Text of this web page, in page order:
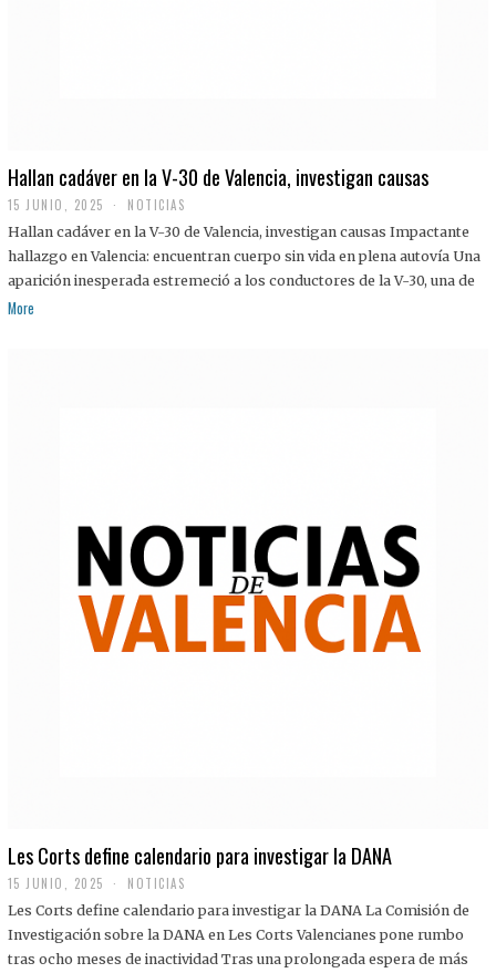
Hallan cadáver en la V-30 de Valencia, investigan causas
15 JUNIO, 2025 NOTICIAS
Hallan cadáver en la V-30 de Valencia, investigan causas Impactante
hallazgo en Valencia: encuentran cuerpo sin vida en plena autovía Una
aparición inesperada estremeció a los conductores de la V-30, una de
More
Les Corts define calendario para investigar la DANA
15 JUNIO, 2025 NOTICIAS
Les Corts define calendario para investigar la DANA La Comisión de
Investigación sobre la DANA en Les Corts Valencianes pone rumbo
tras ocho meses de inactividad Tras una prolongada espera de más